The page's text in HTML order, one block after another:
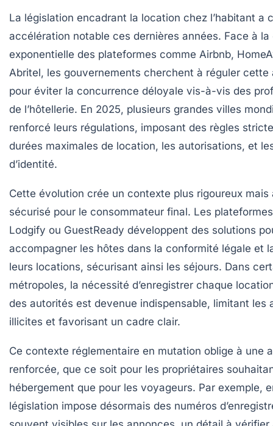
La législation encadrant la location chez l’habitant a
accélération notable ces dernières années. Face à
exponentielle des plateformes comme Airbnb,
Abritel, les gouvernements cherchent à réguler
pour éviter la concurrence déloyale vis-à-vis des
de l’hôtellerie. En 2025, plusieurs grandes villes
renforcé leurs régulations, imposant des règles
durées maximales de location, les autorisations, et
d’identité.
Cette évolution crée un contexte plus rigoureux mais
sécurisé pour le consommateur final. Les
Lodgify ou GuestReady développent des solutions
accompagner les hôtes dans la conformité légale et
leurs locations, sécurisant ainsi les séjours. Dans
métropoles, la nécessité d’enregistrer chaque
des autorités est devenue indispensable, limitant les
illicites et favorisant un cadre clair.
Ce contexte réglementaire en mutation oblige à une
renforcée, que ce soit pour les propriétaires
hébergement que pour les voyageurs. Par exemple,
législation impose désormais des numéros